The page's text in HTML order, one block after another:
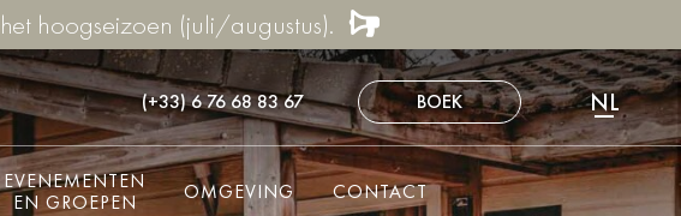
hoogseizoen (juli/augustus).
(+33) 6 76 68 83 67 BOEK
FR
EN
NL
DE
EVENEMENTEN
EN GROEPEN
OMGEVING CONTACT